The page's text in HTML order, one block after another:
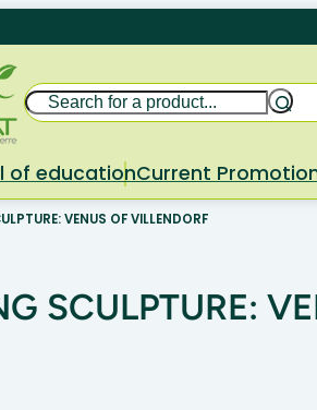
Search
of educationCurrent
VENUS OF VILLENDORF
SCULPTURE: